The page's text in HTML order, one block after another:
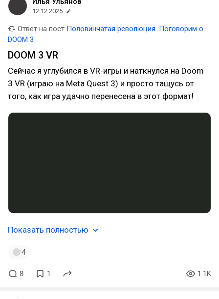
12.12.2025
Ответ на пост Половинчатая революция. Поговорим о
DOOM 3
DOOM 3 VR
Сейчас я углубился в VR-игры и наткнулся на Doom
3 VR (играю на Meta Quest 3) и просто тащусь от
того, как игра удачно перенесена в этот формат!
Показать полностью
4
8 1 1.1K